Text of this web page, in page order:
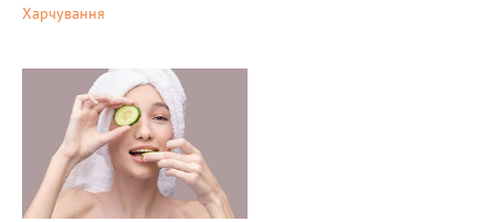
Харчування